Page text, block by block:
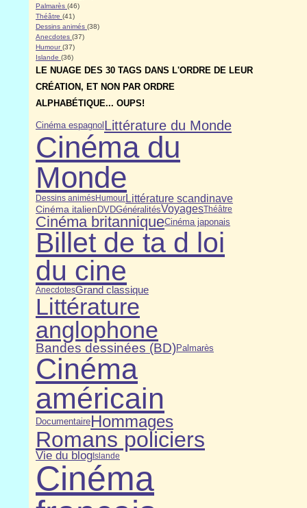
Palmarès (46)
Théâtre (41)
Dessins animés (38)
Anecdotes (37)
Humour(37)
Islande (36)
LE NUAGE DES 30 TAGS DANS L'ORDRE DE LEUR
CRÉATION, ET NON PAR ORDRE
ALPHABÉTIQUE... OUPS!
Cinéma espagnol Littérature du Monde
Cinéma du
Monde
Dessins animésHumourLittérature scandinave
Cinéma italienDVDGénéralitésVoyagesThéâtre
Cinéma britanniqueCinéma japonais
Billet de ta d loi
du cine
AnecdotesGrand classique
Littérature
anglophone
Bandes dessinées (BD) Palmarès
Cinéma
américain
DocumentaireHommages
Romans policiers
Vie du blog Islande
Cinéma